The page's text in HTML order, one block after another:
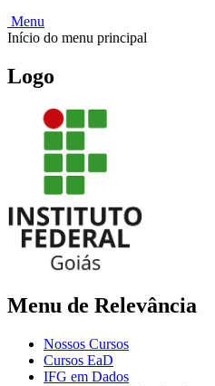
Menu
Início do menu principal
Logo
Menu de Relevância
Nossos Cursos
Cursos EaD
IFG em Dados